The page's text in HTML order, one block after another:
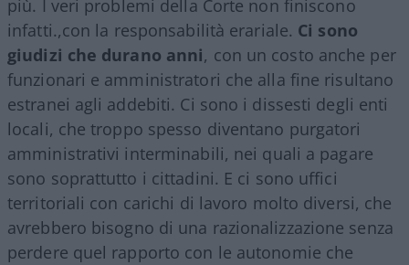
più. I veri problemi della Corte non finiscono
infatti.,con la responsabilità erariale. Ci sono
giudizi che durano anni, con un costo anche per
funzionari e amministratori che alla fine risultano
estranei agli addebiti. Ci sono i dissesti degli enti
locali, che troppo spesso diventano purgatori
amministrativi interminabili, nei quali a pagare
sono soprattutto i cittadini. E ci sono uffici
territoriali con carichi di lavoro molto diversi, che
avrebbero bisogno di una razionalizzazione senza
perdere quel rapporto con le autonomie che